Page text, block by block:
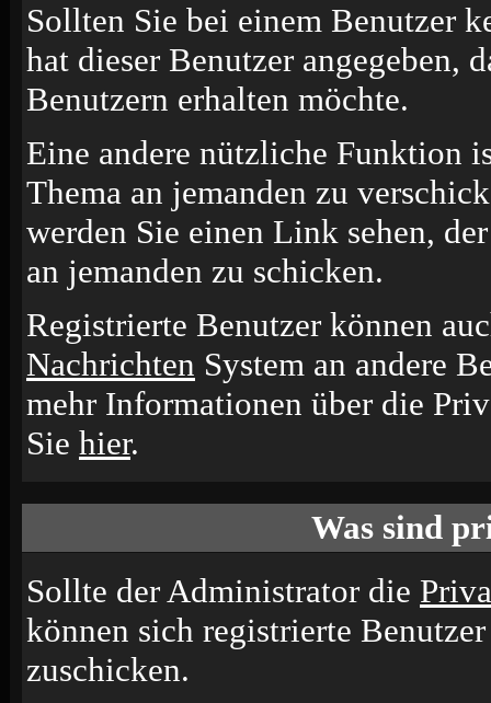
Sollten Sie bei einem Benutzer
hat dieser Benutzer angegeben,
Benutzern erhalten möchte.
Eine andere nützliche Funktion
Thema an jemanden zu
werden Sie einen Link sehen,
an jemanden zu schicken.
Registrierte Benutzer können
Nachrichten System an andere
mehr Informationen über die
Sie hier.
Was sind
Sollte der Administrator die
können sich registrierte
zuschicken.